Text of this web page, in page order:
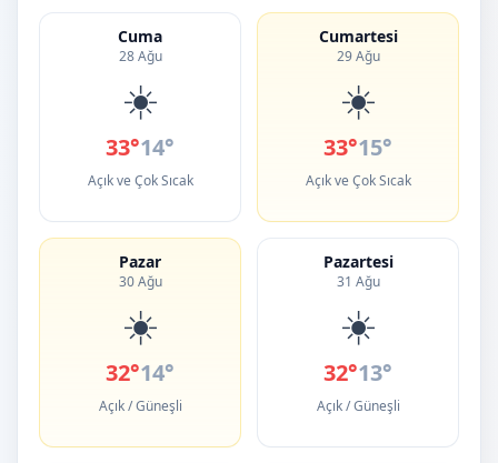
Cuma
28 Ağu
☀️
33°14°
Açık ve Çok Sıcak
Cumartesi
29 Ağu
☀️
33°15°
Açık ve Çok Sıcak
Pazar
30 Ağu
☀️
32°14°
Açık / Güneşli
Pazartesi
31 Ağu
☀️
32°13°
Açık / Güneşli